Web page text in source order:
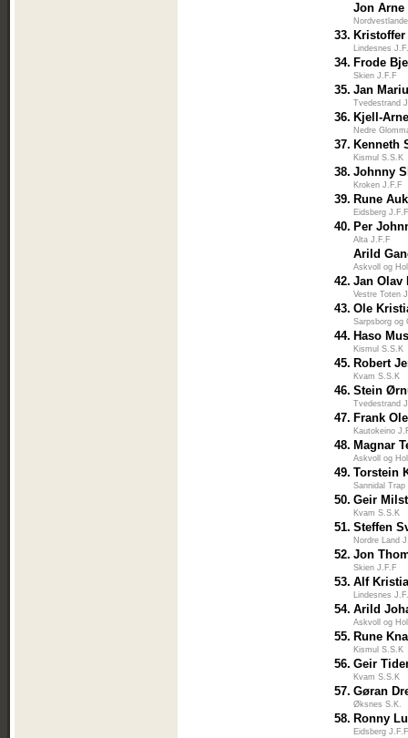
Jon Arne
33.
Lindesnes
34. Frode
Skien J.F.F
35. Jan
Tvedestrand
36. Kjell-
Nedre
37. Kenneth
Kismul S.S.K
38. Johnny
Kroken J.F.F
39. Rune
Eidsberg
40. Per
Alta J.F.F
Arild
Askvoll og
42. Jan Olav
Vestre Toten
43. Ole
Sarpsborg og
44. Haso
Kismul S.S.K
45. Robert
Kvam S.S.K
46. Stein
Tvedestrand
47. Frank
Kautokeino
48. Magnar
Askvoll og
49. Torstein
Sannidal Trap
50. Geir
Kvam S.S.K
51. Steffen
Nordre Land
52. Jon
Skien J.F.F
53. Alf
Lindesnes
54. Arild
Askvoll og
55. Rune
Kismul S.S.K
56. Geir
Kvam S.S.K
57. Gøran
Øksnes S.K.
58. Ronny
Eidsberg